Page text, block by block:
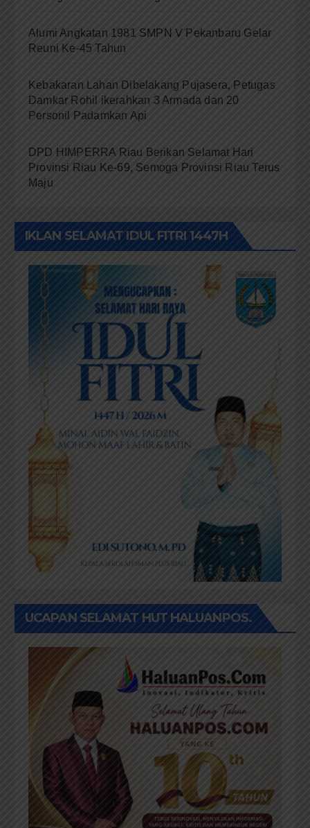
Alumi Angkatan 1981 SMPN V Pekanbaru Gelar
Reuni Ke-45 Tahun
Kebakaran Lahan Dibelakang Pujasera, Petugas
Damkar Rohil ikerahkan 3 Armada dan 20
Personil Padamkan Api
DPD HIMPERRA Riau Berikan Selamat Hari
Provinsi Riau Ke-69, Semoga Provinsi Riau Terus
Maju
IKLAN SELAMAT IDUL FITRI 1447H
UCAPAN SELAMAT HUT HALUANPOS.